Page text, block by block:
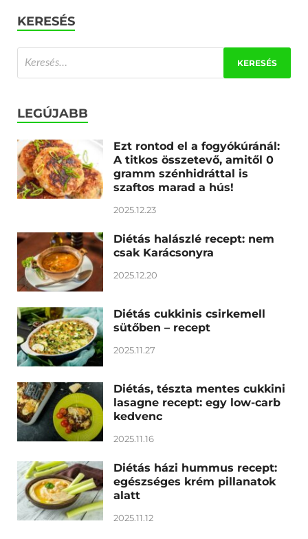
KERESÉS
LEGÚJABB
Ezt rontod el a fogyókúránál:
A titkos összetevő, amitől 0
gramm szénhidráttal is
szaftos marad a hús!
2025.12.23
Diétás halászlé recept: nem
csak Karácsonyra
2025.12.20
Diétás cukkinis csirkemell
sütőben – recept
2025.11.27
Diétás, tészta mentes cukkini
lasagne recept: egy low-carb
kedvenc
2025.11.16
Diétás házi hummus recept:
egészséges krém pillanatok
alatt
2025.11.12